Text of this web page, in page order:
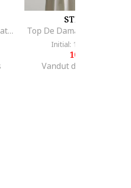
Tricou cu decolteu la baza gatului Essentials, Negru
STEFANEL
Top De Dama Maro
Initial: 175
105
Vandut de Unic Brands